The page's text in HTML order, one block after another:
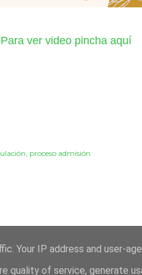
Para ver video pincha aquí
proceso admisión
Your IP address and user-
quality of service, generate